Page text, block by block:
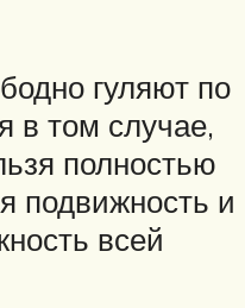
гуляют по
в том случае,
полностью
подвижность и
всей